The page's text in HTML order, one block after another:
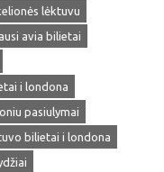
lėktuvu
avia bilietai
i londona
pasiulymai
bilietai i londona